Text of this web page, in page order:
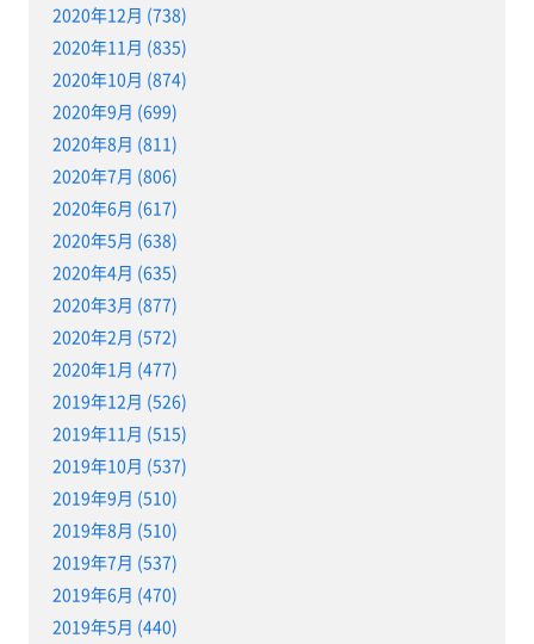
2020年12月 (738)
2020年11月 (835)
2020年10月 (874)
2020年9月 (699)
2020年8月 (811)
2020年7月 (806)
2020年6月 (617)
2020年5月 (638)
2020年4月 (635)
2020年3月 (877)
2020年2月 (572)
2020年1月 (477)
2019年12月 (526)
2019年11月 (515)
2019年10月 (537)
2019年9月 (510)
2019年8月 (510)
2019年7月 (537)
2019年6月 (470)
2019年5月 (440)